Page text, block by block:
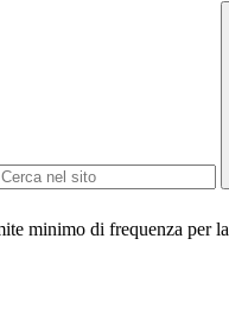
minimo di frequenza per